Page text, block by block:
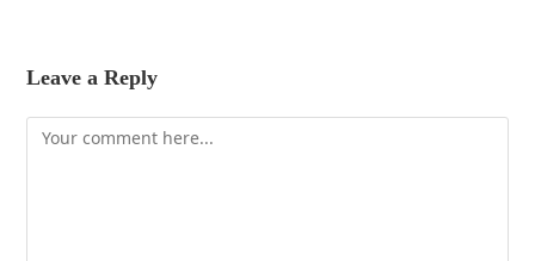
Leave a Reply